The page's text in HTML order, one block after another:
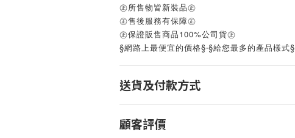
㊣所售物皆新裝品㊣
㊣售後服務有保障㊣
㊣保證販售商品100%公司貨㊣
§網路上最便宜的價格§‧§給您最多的產品樣式§
送貨及付款方式
顧客評價